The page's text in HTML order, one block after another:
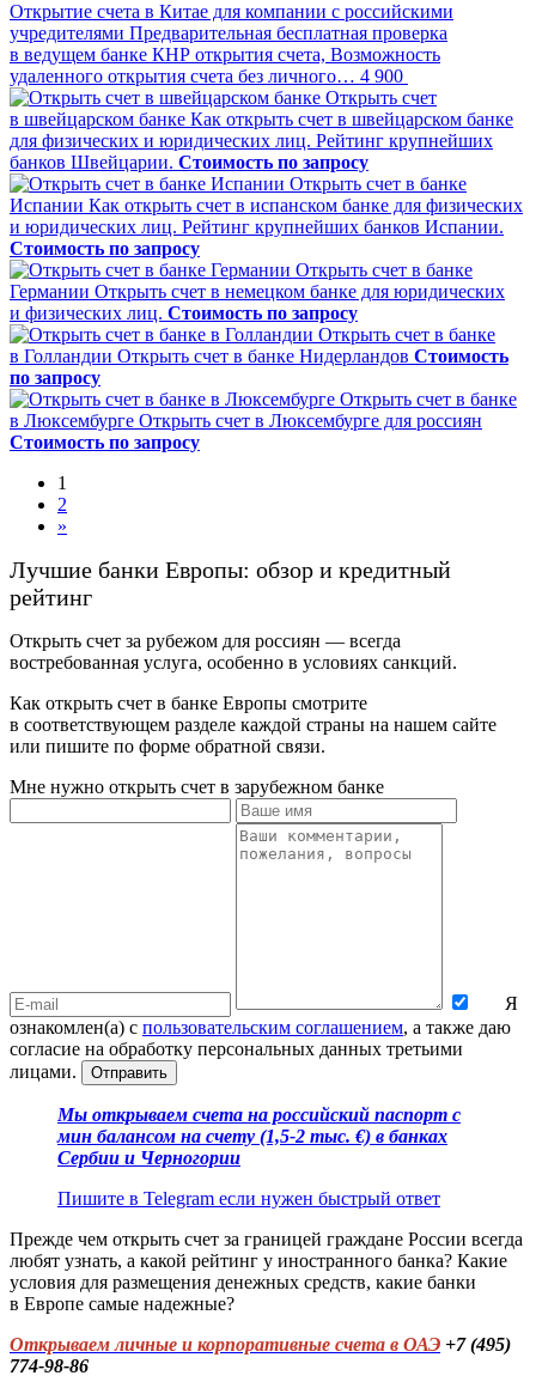
Открытие счета в Китае для компании с российскими
учредителями Предварительная бесплатная проверка
в ведущем банке КНР открытия счета, Возможность
удаленного открытия счета без личного… 4 900
Открыть счет
в швейцарском банке Как открыть счет в швейцарском банке
для физических и юридических лиц. Рейтинг крупнейших
банков Швейцарии. Стоимость по запросу
Открыть счет в банке
Испании Как открыть счет в испанском банке для физических
и юридических лиц. Рейтинг крупнейших банков Испании.
Стоимость по запросу
Открыть счет в банке
Германии Открыть счет в немецком банке для юридических
и физических лиц. Стоимость по запросу
Открыть счет в банке
в Голландии Открыть счет в банке Нидерландов Стоимость
по запросу
Открыть счет в банке
в Люксембурге Открыть счет в Люксембурге для россиян
Стоимость по запросу
1
2
»
Лучшие банки Европы: обзор и кредитный
рейтинг
Открыть счет за рубежом для россиян — всегда
востребованная услуга, особенно в условиях санкций.
Как открыть счет в банке Европы смотрите
в соответствующем разделе каждой страны на нашем сайте
или пишите по форме обратной связи.
Мне нужно открыть счет в зарубежном банке
Я
ознакомлен(а) с пользовательским соглашением, а также даю
согласие на обработку персональных данных третьими
лицами.
Отправить
Мы открываем счета на российский паспорт с
мин балансом на счету (1,5-2 тыс. €) в банках
Сербии и Черногории
Пишите в Telegram если нужен быстрый ответ
Прежде чем открыть счет за границей граждане России всегда
любят узнать, а какой рейтинг у иностранного банка? Какие
условия для размещения денежных средств, какие банки
в Европе самые надежные?
Открываем личные и корпоративные счета в ОАЭ +7 (495)
774-98-86